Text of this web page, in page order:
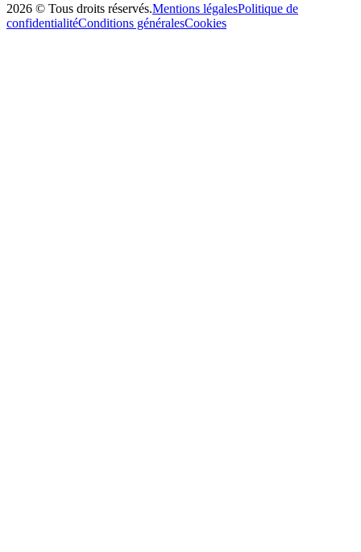
2026 © Tous droits réservés.Mentions légalesPolitique de
confidentialitéConditions généralesCookies